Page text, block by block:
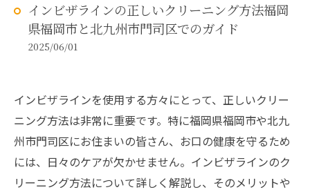
インビザラインの正しいクリーニング方法福岡
県福岡市と北九州市門司区でのガイド
2025/06/01
インビザラインを使用する方々にとって、正しいクリー
ニング方法は非常に重要です。特に福岡県福岡市や北九
州市門司区にお住まいの皆さん、お口の健康を守るため
には、日々のケアが欠かせません。インビザラインのク
リーニング方法について詳しく解説し、そのメリットや